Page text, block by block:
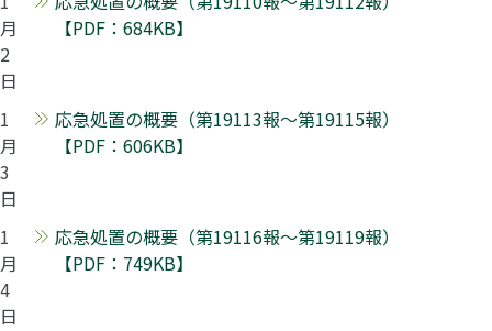
月
2
日
【PDF：684KB】
1
月
3
日
応急処置の概要（第19113報～第19115報）
【PDF：606KB】
1
月
4
日
応急処置の概要（第19116報～第19119報）
【PDF：749KB】